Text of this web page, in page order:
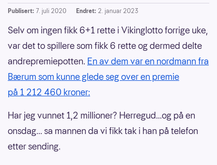
Publisert: 7. juli 2020 Endret: 2. januar 2023
Selv om ingen fikk 6+1 rette i Vikinglotto forrige uke,
var det to spillere som fikk 6 rette og dermed delte
andrepremiepotten. En av dem var en nordmann fra
Bærum som kunne glede seg over en premie
på 1 212 460 kroner:
Har jeg vunnet 1,2 millioner? Herregud...og på en
onsdag... sa mannen da vi fikk tak i han på telefon
etter sending.